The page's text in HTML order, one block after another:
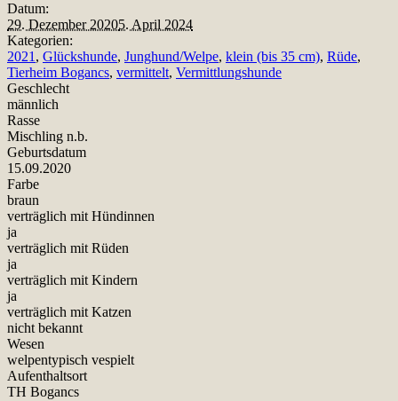
Datum:
29. Dezember 20205. April 2024
Kategorien:
2021 , Glückshunde, Junghund/Welpe, klein (bis 35 cm), Rüde,
Tierheim Bogancs, vermittelt, Vermittlungshunde
Geschlecht
männlich
Rasse
Mischling n.b.
Geburtsdatum
15.09.2020
Farbe
braun
verträglich mit Hündinnen
ja
verträglich mit Rüden
ja
verträglich mit Kindern
ja
verträglich mit Katzen
nicht bekannt
Wesen
welpentypisch vespielt
Aufenthaltsort
TH Bogancs